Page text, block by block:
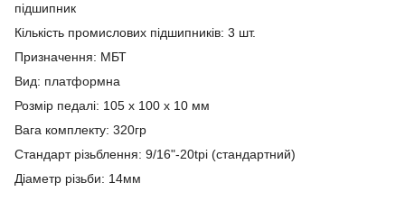
підшипник
Кількість промислових підшипників: 3 шт.
Призначення: МБТ
Вид: платформна
Розмір педалі: 105 х 100 х 10 мм
Вага комплекту: 320гр
Стандарт різьблення: 9/16"-20tpi (стандартний)
Діаметр різьби: 14мм